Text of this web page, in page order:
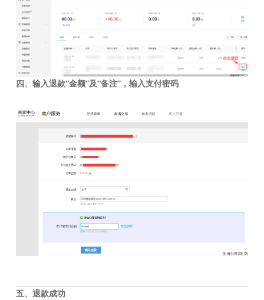
四、输入退款“金额”及“备注”，输入支付密码
五、退款成功